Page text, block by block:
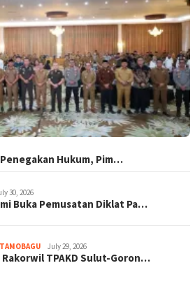
Hukum, Pim…
30, 2026
Buka Pemusatan Diklat Pa…
July 29, 2026
Rakorwil TPAKD Sulut-Goron…